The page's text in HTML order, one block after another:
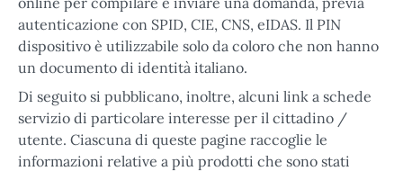
autenticazione con SPID, CIE, CNS, eIDAS. Il PIN
dispositivo è utilizzabile solo da coloro che non hanno
un documento di identità italiano.
Di seguito si pubblicano, inoltre, alcuni link a schede
servizio di particolare interesse per il cittadino /
utente. Ciascuna di queste pagine raccoglie le
informazioni relative a più prodotti che sono stati